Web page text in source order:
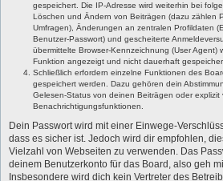
gespeichert. Die IP-Adresse wird weiterhin bei
Löschen und Ändern von Beiträgen (dazu zählen
Umfragen), Änderungen an zentralen Profildaten
Benutzer-Passwort) und gescheiterte
übermittelte Browser-Kennzeichnung (User Agent)
Funktion angezeigt und nicht dauerhaft
Schließlich erfordern einzelne Funktionen des
gespeichert werden. Dazu gehören dein
Gelesen-Status von deinen Beiträgen oder
Benachrichtigungsfunktionen.
Dein Passwort wird mit einer Einwege-
dass es sicher ist. Jedoch wird dir empfohlen,
Vielzahl von Webseiten zu verwenden. Das
deinem Benutzerkonto für das Board, also geh
Insbesondere wird dich kein Vertreter des